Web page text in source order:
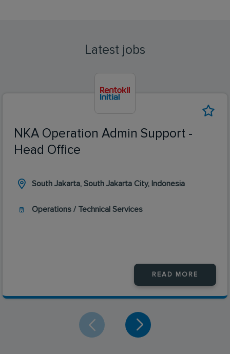
Latest jobs
NKA Operation Admin Support -
Head Office
South Jakarta, South Jakarta City, Indonesia
Operations / Technical Services
READ MORE